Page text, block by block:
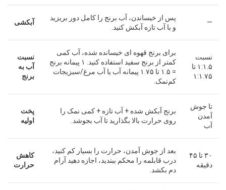
آبکشی
پس از خیساندن، آب برنج را کامل دور بریزید
و با آب تازه آبکش کنید.
—
نسبت
آب به
برنج
برای برنج قهوه ای خیسانده شده، آب کمی
کمتر از برنج سفید استفاده کنید. ۱ پیمانه برنج
= ۱.۵ تا ۱.۷۵ پیمانه آب یا آب مرغ/سبزیجات
کم‌نمک.
نسبت
۱:۱.۵ تا
۱:۱.۷۵
پخت
اولیه
برنج آبکش شده + آب تازه + کمی نمک را
روی حرارت بالا بگذارید تا آب بجوشد.
تا جوش
آمدن
آب
کاهش
حرارت
بعد از جوش آمدن، حرارت را بسیار کم کنید،
درب قابلمه را محکم ببندید، اجازه دهید آرام
دم بکشد.
۳۰ تا ۴۵
دقیقه
قبل